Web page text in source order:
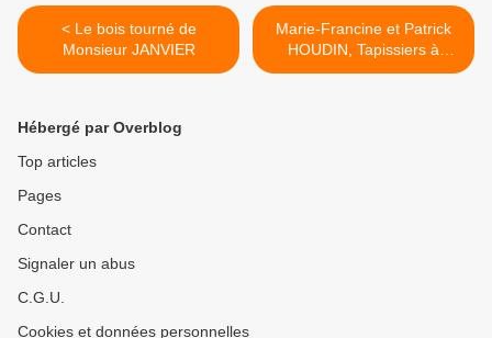
< Le bois tourné de
Monsieur JANVIER
Marie-Francine et Patrick
HOUDIN, Tapissiers à
Clamecy (58500)et à Paris
Hébergé par Overblog
Top articles
Pages
Contact
Signaler un abus
C.G.U.
Cookies et données personnelles